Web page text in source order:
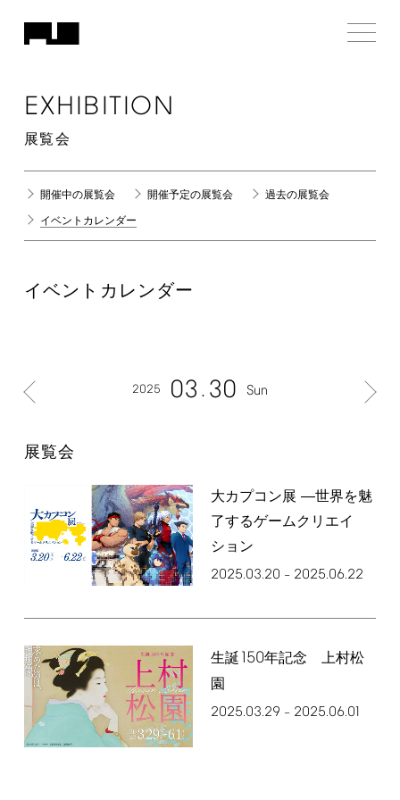
EXHIBITION
展覧会
開催中の展覧会 開催予定の展覧会 過去の展覧会
イベントカレンダー
イベントカレンダー
2025 03 30 Sun
展覧会
大カプコン展 ―世界を魅
了するゲームクリエイ
ション
2025.03.20 – 2025.06.22
生誕 150年記念 上村松
園
2025.03.29– 2025.06.01